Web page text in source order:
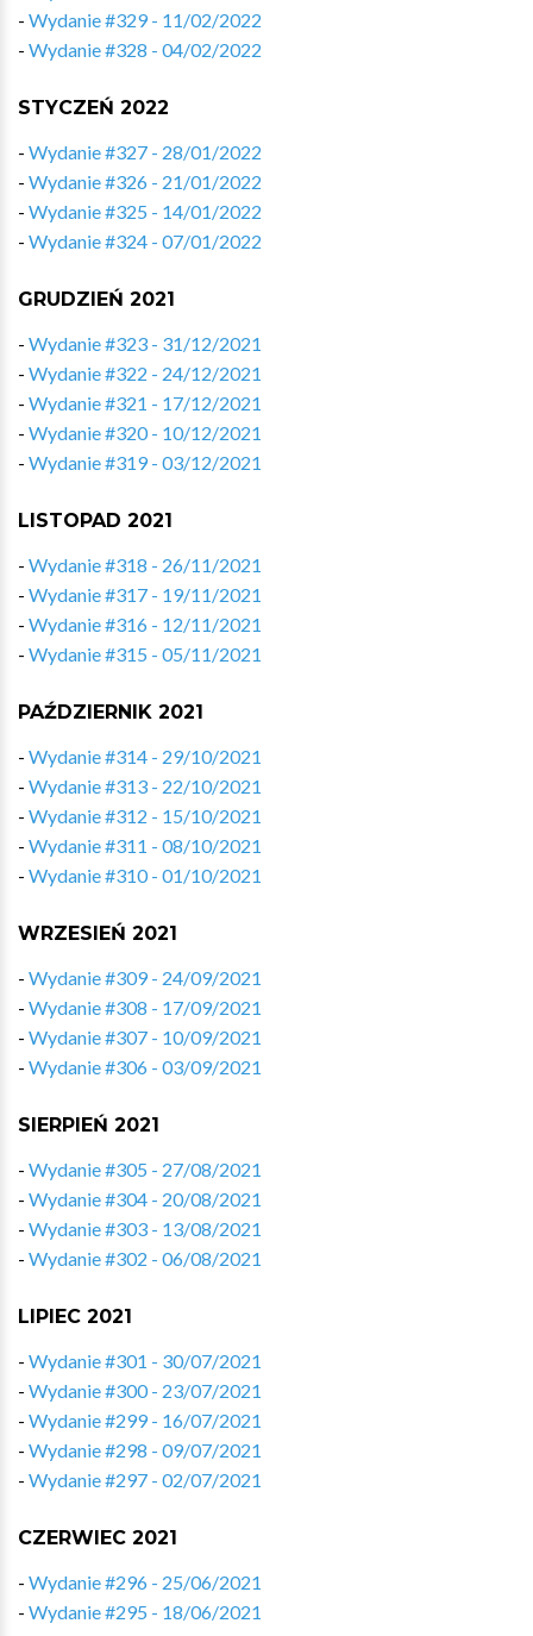
- Wydanie #329 - 11/02/2022
- Wydanie #328 - 04/02/2022
STYCZEŃ 2022
- Wydanie #327 - 28/01/2022
- Wydanie #326 - 21/01/2022
- Wydanie #325 - 14/01/2022
- Wydanie #324 - 07/01/2022
GRUDZIEŃ 2021
- Wydanie #323 - 31/12/2021
- Wydanie #322 - 24/12/2021
- Wydanie #321 - 17/12/2021
- Wydanie #320 - 10/12/2021
- Wydanie #319 - 03/12/2021
LISTOPAD 2021
- Wydanie #318 - 26/11/2021
- Wydanie #317 - 19/11/2021
- Wydanie #316 - 12/11/2021
- Wydanie #315 - 05/11/2021
PAŹDZIERNIK 2021
- Wydanie #314 - 29/10/2021
- Wydanie #313 - 22/10/2021
- Wydanie #312 - 15/10/2021
- Wydanie #311 - 08/10/2021
- Wydanie #310 - 01/10/2021
WRZESIEŃ 2021
- Wydanie #309 - 24/09/2021
- Wydanie #308 - 17/09/2021
- Wydanie #307 - 10/09/2021
- Wydanie #306 - 03/09/2021
SIERPIEŃ 2021
- Wydanie #305 - 27/08/2021
- Wydanie #304 - 20/08/2021
- Wydanie #303 - 13/08/2021
- Wydanie #302 - 06/08/2021
LIPIEC 2021
- Wydanie #301 - 30/07/2021
- Wydanie #300 - 23/07/2021
- Wydanie #299 - 16/07/2021
- Wydanie #298 - 09/07/2021
- Wydanie #297 - 02/07/2021
CZERWIEC 2021
- Wydanie #296 - 25/06/2021
- Wydanie #295 - 18/06/2021